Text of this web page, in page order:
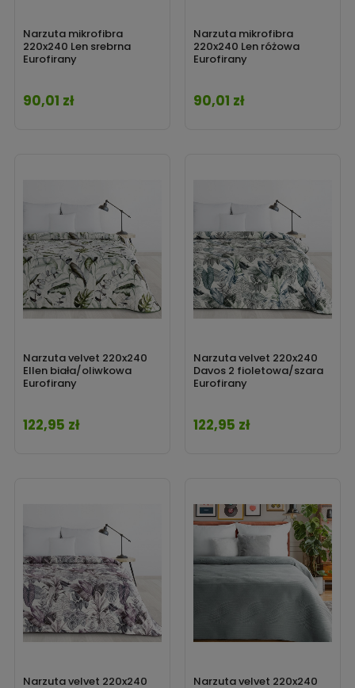
Narzuta mikrofibra
220x240 Len srebrna
Eurofirany
Cena
90,01 zł
Narzuta mikrofibra
220x240 Len różowa
Eurofirany
Cena
90,01 zł
Narzuta velvet 220x240
Ellen biała/oliwkowa
Eurofirany
Cena
122,95 zł
Narzuta velvet 220x240
Davos 2 fioletowa/szara
Eurofirany
Cena
122,95 zł
Narzuta velvet 220x240
Narzuta velvet 220x240